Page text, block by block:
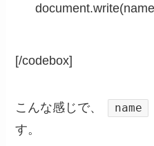
[/codebox]
こんな感じで、 name
す。